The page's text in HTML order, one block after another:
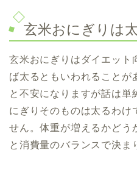
玄米おにぎりは
玄米おにぎりはダイエット
ば太るともいわれることが
と不安になりますが話は単
にぎりそのものは太るわけ
せん。体重が増えるかどう
と消費量のバランスで決ま